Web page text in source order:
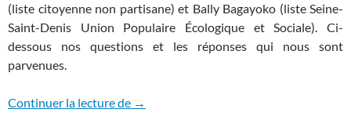
(liste citoyenne non partisane) et Bally Bagayoko (liste Seine-
Saint-Denis Union Populaire Écologique et Sociale). Ci-
dessous nos questions et les réponses qui nous sont
parvenues.
Continuer la lecture de A l’eau le sénat, vous nous entendez?
→